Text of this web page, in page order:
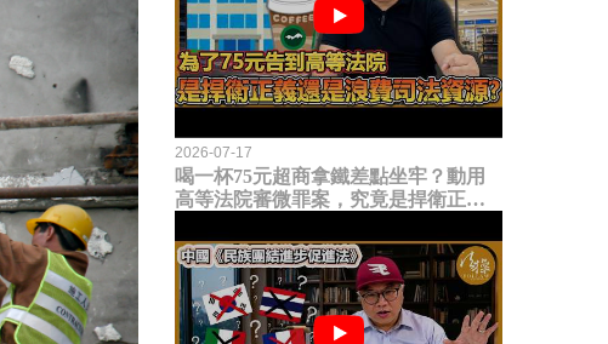
2026-07-17
喝一杯75元超商拿鐵差點坐牢？動用
高等法院審微罪案，究竟是捍衛正義